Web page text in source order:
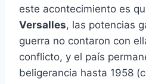
este acontecimiento es
Versalles, las potencias
guerra no contaron con
conflicto, y el país
beligerancia hasta 1958